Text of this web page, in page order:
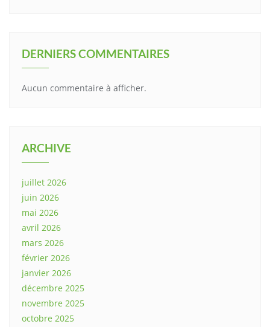
DERNIERS COMMENTAIRES
Aucun commentaire à afficher.
ARCHIVE
juillet 2026
juin 2026
mai 2026
avril 2026
mars 2026
février 2026
janvier 2026
décembre 2025
novembre 2025
octobre 2025